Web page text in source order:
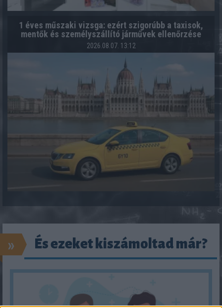
1 éves műszaki vizsga: ezért szigorúbb a taxisok,
mentők és személyszállító járművek ellenőrzése
2026.08.07. 13:12
» És ezeket kiszámoltad már?